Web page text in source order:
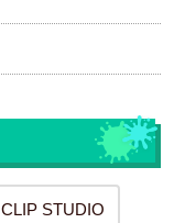
CLIP STUDIO